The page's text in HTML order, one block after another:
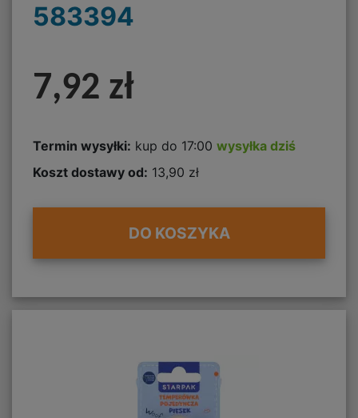
583394
7,92 zł
Termin wysyłki: kup do 17:00 wysyłka dziś
Koszt dostawy od: 13,90 zł
DO KOSZYKA